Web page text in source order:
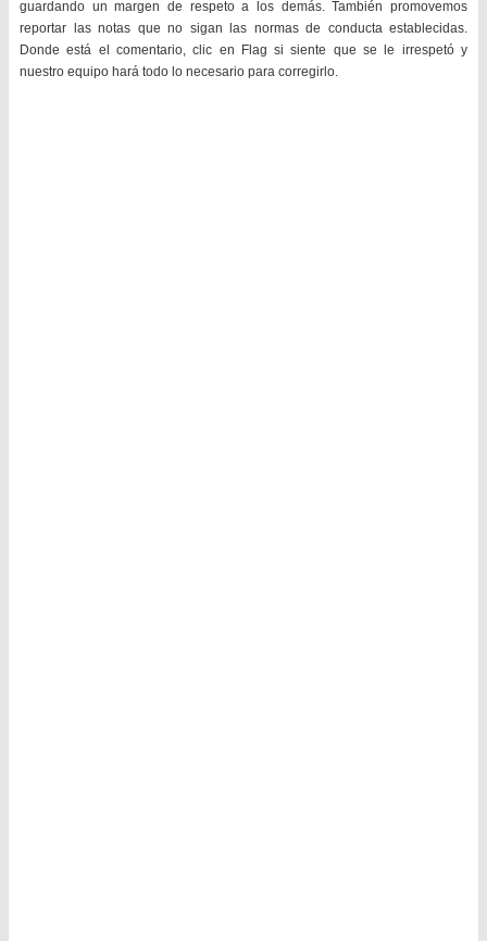
guardando un margen de respeto a los demás. También promovemos
reportar las notas que no sigan las normas de conducta establecidas.
Donde está el comentario, clic en Flag si siente que se le irrespetó y
nuestro equipo hará todo lo necesario para corregirlo.